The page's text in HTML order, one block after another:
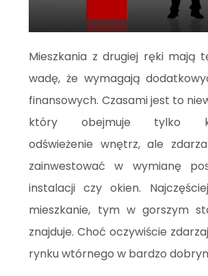
Mieszkania z drugiej ręki mają
wadę, że wymagają
finansowych. Czasami jest to
który obejmuje tylko
odświeżenie wnętrz, ale
zainwestować w wymianę
instalacji czy okien.
mieszkanie, tym w gorszym
znajduje. Choć oczywiście
rynku wtórnego w bardzo